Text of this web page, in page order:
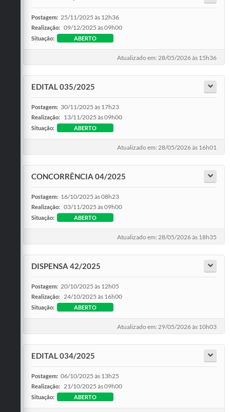
Postagem: 25/11/2025 às 12h36
Realização: 09/12/2025 às 09h00
Situação: ABERTO
Atualizado em: 28/05/2026 às 15h36
EDITAL 035/2025
Postagem: 30/11/2025 às 17h23
Realização: 13/11/2025 às 09h00
Situação: ABERTO
Atualizado em: 28/05/2026 às 16h01
CONCORRÊNCIA 04/2025
Postagem: 16/10/2025 às 08h23
Realização: 03/11/2025 às 09h00
Situação: ABERTO
Atualizado em: 28/05/2026 às 18h35
DISPENSA 42/2025
Postagem: 20/10/2025 às 12h05
Realização: 24/10/2025 às 16h00
Situação: ABERTO
Atualizado em: 29/05/2026 às 10h03
EDITAL 034/2025
Postagem: 06/10/2025 às 13h25
Realização: 21/10/2025 às 09h00
Situação: ABERTO